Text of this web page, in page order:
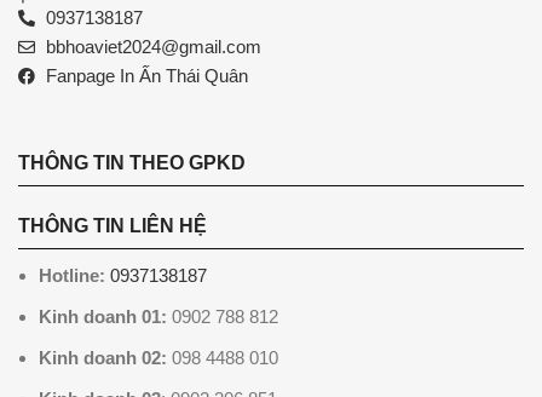
0937138187
bbhoaviet2024@gmail.com
Fanpage In Ấn Thái Quân
THÔNG TIN THEO GPKD
THÔNG TIN LIÊN HỆ
Hotline: 0937138187
Kinh doanh 01: 0902 788 812
Kinh doanh 02: 098 4488 010